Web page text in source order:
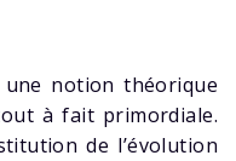
notion théorique
à fait primordiale.
de l’évolution